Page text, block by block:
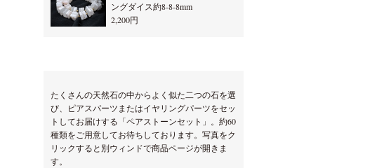
ングダイス約8-8-8mm
2,200円
たくさんの天然石の中からよく似た二つの石を選
び、ピアスパーツまたはイヤリングパーツをセッ
トしてお届けする「ペアストーンセット」。約60
種類をご用意してお待ちしております。写真をク
リックすると別ウィンドで商品ページが開きま
す。